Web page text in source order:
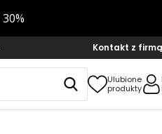
Kontakt z firmą
Ulubione
produkty